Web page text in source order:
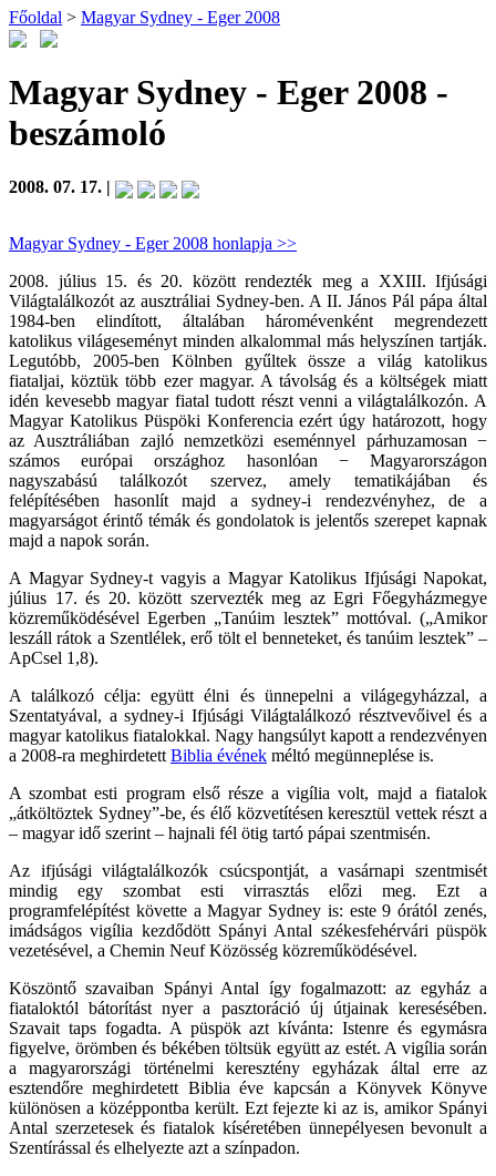
Főoldal > Magyar Sydney - Eger 2008
Magyar Sydney - Eger 2008 -
beszámoló
2008. 07. 17. |
Magyar Sydney - Eger 2008 honlapja >>
2008. július 15. és 20. között rendezték meg a XXIII. Ifjúsági
Világtalálkozót az ausztráliai Sydney-ben. A II. János Pál pápa által
1984-ben elindított, általában háromévenként megrendezett
katolikus világeseményt minden alkalommal más helyszínen tartják.
Legutóbb, 2005-ben Kölnben gyűltek össze a világ katolikus
fiataljai, köztük több ezer magyar. A távolság és a költségek miatt
idén kevesebb magyar fiatal tudott részt venni a világtalálkozón. A
Magyar Katolikus Püspöki Konferencia ezért úgy határozott, hogy
az Ausztráliában zajló nemzetközi eseménnyel párhuzamosan −
számos európai országhoz hasonlóan − Magyarországon
nagyszabású találkozót szervez, amely tematikájában és
felépítésében hasonlít majd a sydney-i rendezvényhez, de a
magyarságot érintő témák és gondolatok is jelentős szerepet kapnak
majd a napok során.
A Magyar Sydney-t vagyis a Magyar Katolikus Ifjúsági Napokat,
július 17. és 20. között szervezték meg az Egri Főegyházmegye
közreműködésével Egerben „Tanúim lesztek” mottóval. („Amikor
leszáll rátok a Szentlélek, erő tölt el benneteket, és tanúim lesztek” –
ApCsel 1,8).
A találkozó célja: együtt élni és ünnepelni a világegyházzal, a
Szentatyával, a sydney-i Ifjúsági Világtalálkozó résztvevőivel és a
magyar katolikus fiatalokkal. Nagy hangsúlyt kapott a rendezvényen
a 2008-ra meghirdetett Biblia évének méltó megünneplése is.
A szombat esti program első része a vigília volt, majd a fiatalok
„átköltöztek Sydney”-be, és élő közvetítésen keresztül vettek részt a
– magyar idő szerint – hajnali fél ötig tartó pápai szentmisén.
Az ifjúsági világtalálkozók csúcspontját, a vasárnapi szentmisét
mindig egy szombat esti virrasztás előzi meg. Ezt a
programfelépítést követte a Magyar Sydney is: este 9 órától zenés,
imádságos vigília kezdődött Spányi Antal székesfehérvári püspök
vezetésével, a Chemin Neuf Közösség közreműködésével.
Köszöntő szavaiban Spányi Antal így fogalmazott: az egyház a
fiataloktól bátorítást nyer a pasztoráció új útjainak keresésében.
Szavait taps fogadta. A püspök azt kívánta: Istenre és egymásra
figyelve, örömben és békében töltsük együtt az estét. A vigília során
a magyarországi történelmi keresztény egyházak által erre az
esztendőre meghirdetett Biblia éve kapcsán a Könyvek Könyve
különösen a középpontba került. Ezt fejezte ki az is, amikor Spányi
Antal szerzetesek és fiatalok kíséretében ünnepélyesen bevonult a
Szentírással és elhelyezte azt a színpadon.